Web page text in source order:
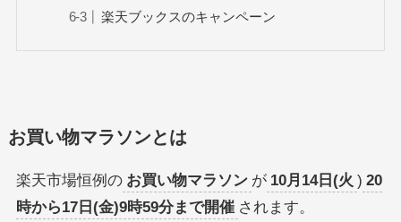
楽天ブックスのキャンペーン
お買い物マラソンとは
楽天市場恒例の お買い物マラソン が 10月14日(火 ) 20
時から17日(金)9時59分まで開催 されます。